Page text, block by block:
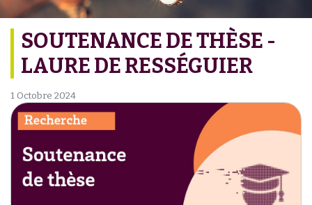
SOUTENANCE DE THÈSE -
LAURE DE RESSÉGUIER
1 Octobre 2024